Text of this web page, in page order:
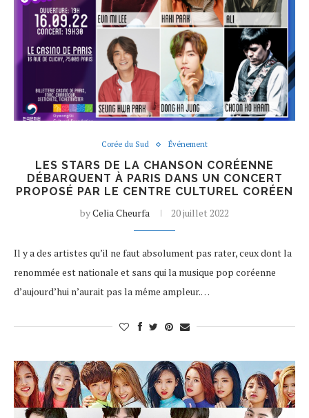
Corée du Sud Événement
LES STARS DE LA CHANSON CORÉENNE
DÉBARQUENT À PARIS DANS UN CONCERT
PROPOSÉ PAR LE CENTRE CULTUREL CORÉEN
byCelia Cheurfa 20 juillet 2022
Il y a des artistes qu’il ne faut absolument pas rater, ceux dont la
renommée est nationale et sans qui la musique pop coréenne
d’aujourd’hui n’aurait pas la même ampleur.…